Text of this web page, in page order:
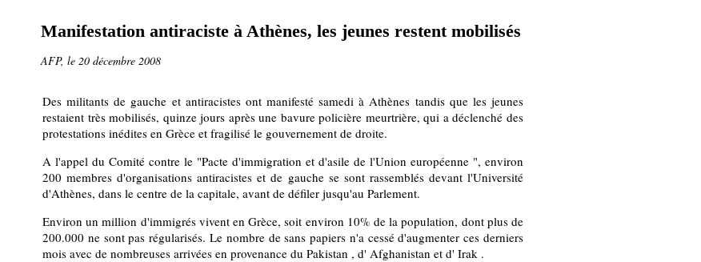
Manifestation antiraciste à Athènes, les jeunes restent mobilisés
AFP, le 20 décembre 2008
Des militants de gauche et antiracistes ont manifesté samedi à Athènes tandis que les jeunes
restaient très mobilisés, quinze jours après une bavure policière meurtrière, qui a déclenché des
protestations inédites en Grèce et fragilisé le gouvernement de droite.
A l'appel du Comité contre le "Pacte d'immigration et d'asile de l'Union européenne ", environ
200 membres d'organisations antiracistes et de gauche se sont rassemblés devant l'Université
d'Athènes, dans le centre de la capitale, avant de défiler jusqu'au Parlement.
Environ un million d'immigrés vivent en Grèce, soit environ 10% de la population, dont plus de
200.000 ne sont pas régularisés. Le nombre de sans papiers n'a cessé d'augmenter ces derniers
mois avec de nombreuses arrivées en provenance du Pakistan , d' Afghanistan et d' Irak .